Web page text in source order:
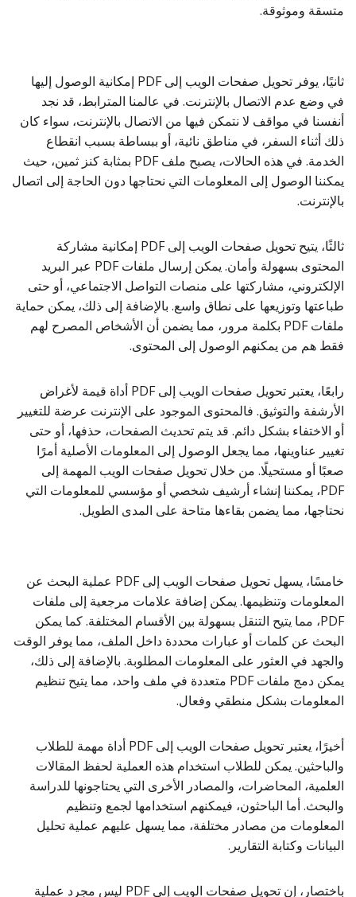
متسقة وموثوقة.
ثانيًا، يوفر تحويل صفحات الويب إلى PDF إمكانية الوصول إليها
في وضع عدم الاتصال بالإنترنت. في عالمنا المترابط، قد نجد
أنفسنا في مواقف لا نتمكن فيها من الاتصال بالإنترنت، سواء كان
ذلك أثناء السفر، في مناطق نائية، أو ببساطة بسبب انقطاع
الخدمة. في هذه الحالات، يصبح ملف PDF بمثابة كنز ثمين، حيث
يمكننا الوصول إلى المعلومات التي نحتاجها دون الحاجة إلى اتصال
بالإنترنت.
ثالثًا، يتيح تحويل صفحات الويب إلى PDF إمكانية مشاركة
المحتوى بسهولة وأمان. يمكن إرسال ملفات PDF عبر البريد
الإلكتروني، مشاركتها على منصات التواصل الاجتماعي، أو حتى
طباعتها وتوزيعها على نطاق واسع. بالإضافة إلى ذلك، يمكن حماية
ملفات PDF بكلمة مرور، مما يضمن أن الأشخاص المصرح لهم
فقط هم من يمكنهم الوصول إلى المحتوى.
رابعًا، يعتبر تحويل صفحات الويب إلى PDF أداة قيمة لأغراض
الأرشفة والتوثيق. فالمحتوى الموجود على الإنترنت عرضة للتغيير
أو الاختفاء بشكل دائم. قد يتم تحديث الصفحات، حذفها، أو حتى
تغيير عناوينها، مما يجعل الوصول إلى المعلومات الأصلية أمرًا
صعبًا أو مستحيلًا. من خلال تحويل صفحات الويب المهمة إلى
PDF، يمكننا إنشاء أرشيف شخصي أو مؤسسي للمعلومات التي
نحتاجها، مما يضمن بقاءها متاحة على المدى الطويل.
خامسًا، يسهل تحويل صفحات الويب إلى PDF عملية البحث عن
المعلومات وتنظيمها. يمكن إضافة علامات مرجعية إلى ملفات
PDF، مما يتيح التنقل بسهولة بين الأقسام المختلفة. كما يمكن
البحث عن كلمات أو عبارات محددة داخل الملف، مما يوفر الوقت
والجهد في العثور على المعلومات المطلوبة. بالإضافة إلى ذلك،
يمكن دمج ملفات PDF متعددة في ملف واحد، مما يتيح تنظيم
المعلومات بشكل منطقي وفعال.
أخيرًا، يعتبر تحويل صفحات الويب إلى PDF أداة مهمة للطلاب
والباحثين. يمكن للطلاب استخدام هذه العملية لحفظ المقالات
العلمية، المحاضرات، والمصادر الأخرى التي يحتاجونها للدراسة
والبحث. أما الباحثون، فيمكنهم استخدامها لجمع وتنظيم
المعلومات من مصادر مختلفة، مما يسهل عليهم عملية تحليل
البيانات وكتابة التقارير.
باختصار، إن تحويل صفحات الويب إلى PDF ليس مجرد عملية